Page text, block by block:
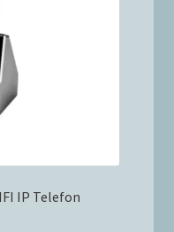
IP Telefon